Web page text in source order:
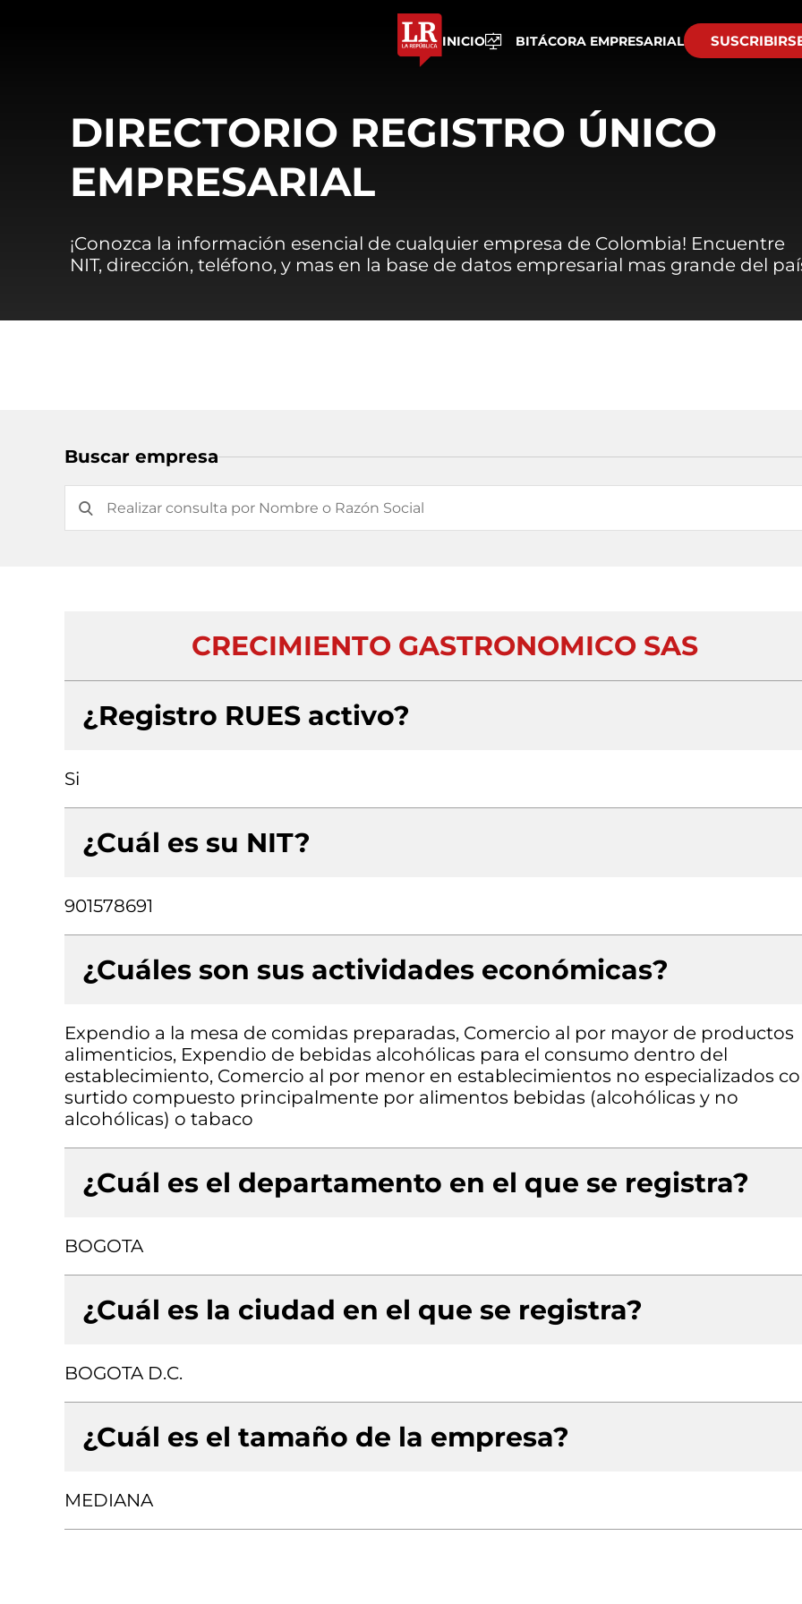
INICIO BITÁCORA EMPRESARIAL
DIRECTORIO REGISTRO ÚNICO
EMPRESARIAL
¡Conozca la información esencial de cualquier empresa de Colombia! Encuentre
NIT, dirección, teléfono, y mas en la base de datos empresarial mas grande del
Buscar empresa
CRECIMIENTO GASTRONOMICO SAS
¿Registro RUES activo?
Si
¿Cuál es su NIT?
901578691
¿Cuáles son sus actividades económicas?
Expendio a la mesa de comidas preparadas, Comercio al por mayor de productos
alimenticios, Expendio de bebidas alcohólicas para el consumo dentro del
establecimiento, Comercio al por menor en establecimientos no especializados
surtido compuesto principalmente por alimentos bebidas (alcohólicas y no
alcohólicas) o tabaco
¿Cuál es el departamento en el que se registra?
BOGOTA
¿Cuál es la ciudad en el que se registra?
BOGOTA D.C.
¿Cuál es el tamaño de la empresa?
MEDIANA